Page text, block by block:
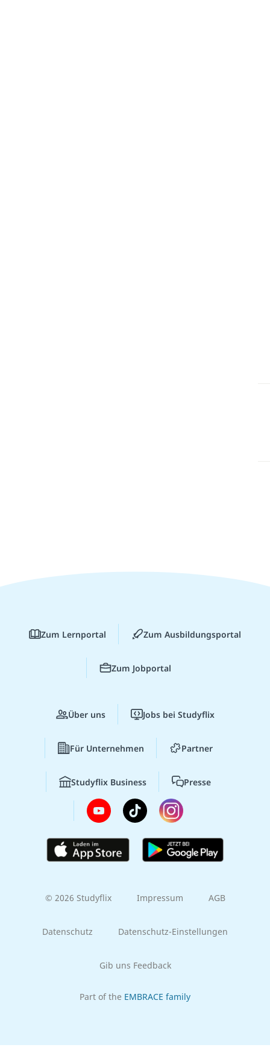
Zum Lernportal Zum Ausbildungsportal
Zum Jobportal
Über uns Jobs bei Studyflix
Für Unternehmen Partner
Studyflix Business Presse
© 2026 Studyflix Impressum AGB
Datenschutz Datenschutz-Einstellungen
Gib uns Feedback
Part of the EMBRACE family